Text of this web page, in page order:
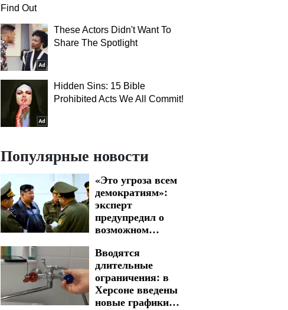
Find Out
These Actors Didn't Want To
Share The Spotlight
Hidden Sins: 15 Bible
Prohibited Acts We All Commit!
Популярные новости
«Это угроза всем
демократиям»:
эксперт
предупредил о
возможном
северокорейцев в
войну
Вводятся
длительные
ограничения: в
Херсоне введены
новые графики